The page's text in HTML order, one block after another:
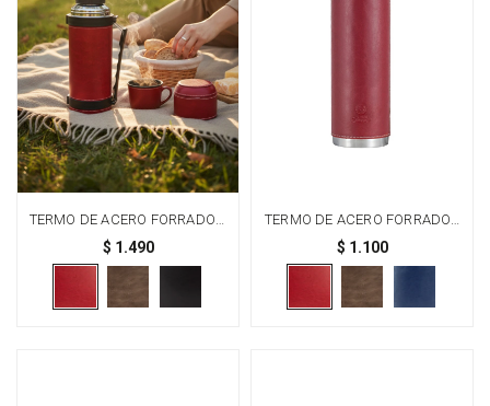
TERMO DE ACERO FORRADO 1
LITRO - ROJO
$ 1.490
TERMO DE ACERO FORRADO -
ROJO
$ 1.100